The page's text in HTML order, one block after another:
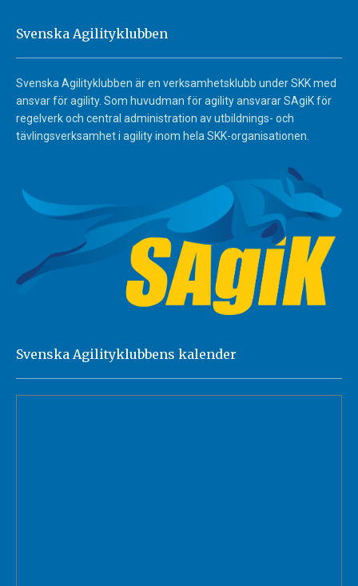
Svenska Agilityklubben
Svenska Agilityklubben är en verksamhetsklubb under SKK med
ansvar för agility. Som huvudman för agility ansvarar SAgiK för
regelverk och central administration av utbildnings- och
tävlingsverksamhet i agility inom hela SKK-organisationen.
Svenska Agilityklubbens kalender